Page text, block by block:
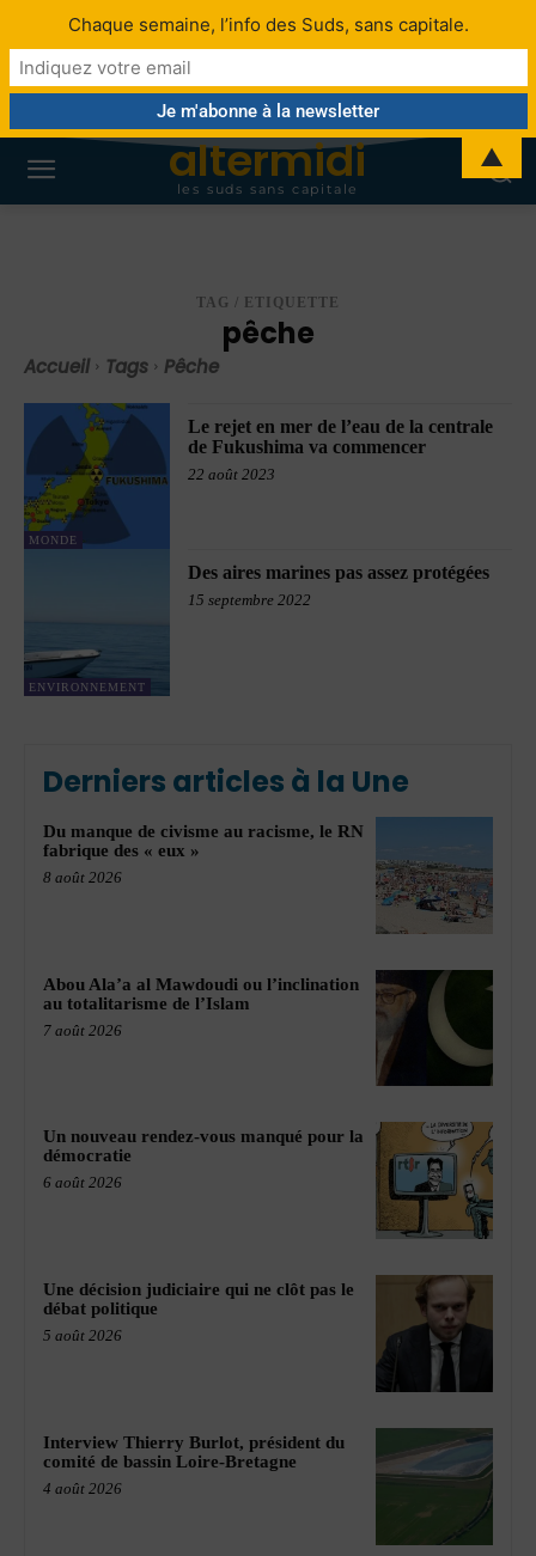
altermidi
les suds sans capitale
TAG / ETIQUETTE
pêche
Accueil Tags Pêche
MONDE
Le rejet en mer de l’eau de la centrale
de Fukushima va commencer
22 août 2023
ENVIRONNEMENT
Des aires marines pas assez protégées
15 septembre 2022
Derniers articles à la Une
Du manque de civisme au racisme, le RN
fabrique des « eux »
8 août 2026
Abou Ala’a al Mawdoudi ou l’inclination
au totalitarisme de l’Islam
7 août 2026
Un nouveau rendez-vous manqué pour la
démocratie
6 août 2026
Une décision judiciaire qui ne clôt pas le
débat politique
5 août 2026
Interview Thierry Burlot, président du
comité de bassin Loire-Bretagne
4 août 2026
Chaque semaine, l’info des Suds, sans capitale.
▲